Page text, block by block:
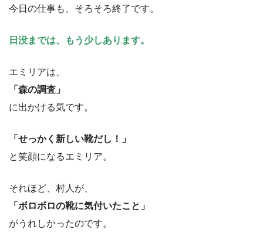
今日の仕事も、そろそろ終了です。
日没までは、もう少しあります。
エミリアは、
「森の調査」
に出かける気です。
「せっかく新しい靴だし！」
と笑顔になるエミリア。
それほど、村人が、
「ボロボロの靴に気付いたこと」
がうれしかったのです。